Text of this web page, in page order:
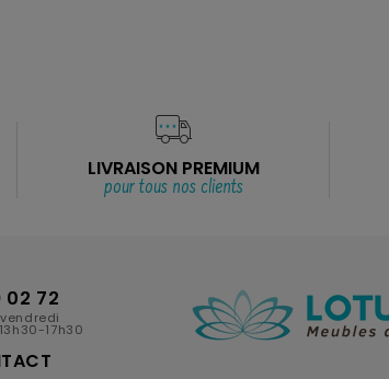
LIVRAISON PREMIUM
pour tous nos clients
02 72
17h30